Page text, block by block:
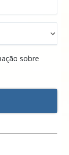
sobre